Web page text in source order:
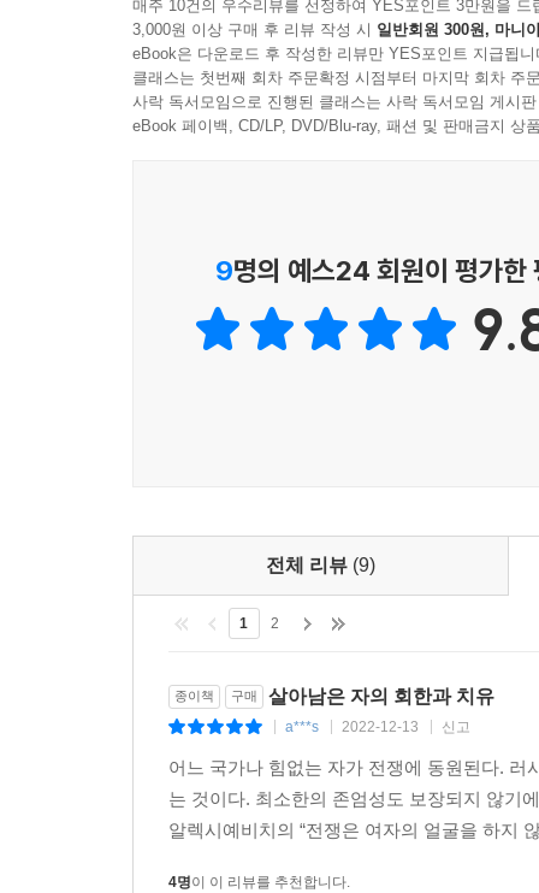
“신중하고 경이로운 스토리텔링. 헤밍웨이식의
반드시 필요하고 중요한 책이다. 베트남에 관심
-[뉴욕 타임스]
전투 없는 전쟁소설
베트남전쟁이 끝난 지 20년, 마흔세 살에 이제
없이, 자기 연민 없이 적어나간다. 그때나 지금이
드라마처럼 극적이지도 않은 이야기가 “전쟁에
고백이자 허구인 동시에 일종의 르포 같은 관찰
오르고 진창을 건너던 것처럼 그걸 짊어진다는
것을 한참 넘어선 부담이 내포돼 있었다. 거의
사진은 믿음은 안 가지만 사랑으로, 라고 서명된,
입술은 살짝 벌린 채 카메라를 똑바로 쳐다보고
사랑했기 때문에, 사진을 찍어준 사람의 그림자
오브라이언은 너무 직관적이고 또 독자를 너무
네이팜탄의 수수께끼 같은 아지랑이에 흠뻑 젖은
- 보스턴 글로브
완전무결한 장편소설이자 직관적인 자서전. 진실
- 뉴요커
『그들이 가지고 다닌 것들』은 최상급의 문학
굉장하고 우아한 솜씨로 그것을 부린다. 절제되
남자에게 경의를 표한다.
- 시카고 선타임스
너무 강력해서 숨이 멎을 것 같은 글쓰기. 베트
전쟁에 관한 이야기 이상이다.
나는 당신에게 이 책을 읽혀야만 한다. 어떤 두
책을 서평하려니 말실수를 할까 봐?이 책의 경
매주 10건의 우수리뷰를 선정하여 YES포인트 3만원을 드
3,000원 이상 구매 후 리뷰 작성 시 일반회원 300원, 마니
eBook은 다운로드 후 작성한 리뷰만 YES포인트 지급됩니
클래스는 첫번째 회차 주문확정 시점부터 마지막 회차 주
사락 독서모임으로 진행된 클래스는 사락 독서모임 게시
eBook 페이백, CD/LP, DVD/Blu-ray, 패션 및 판매금지 상
9명의 예스24 회원이 평가한
전체 리뷰 (9)
1 2
종이책 구매 살아남은 자의 회한과 치유
a***s 2022-12-13 신고
어느 국가나 힘없는 자가 전쟁에 동원된다.
는 것이다. 최소한의 존엄성도 보장되지 않기
알렉시예비치의 “전쟁은 여자의 얼굴을 하지
4명이 이 리뷰를 추천합니다.